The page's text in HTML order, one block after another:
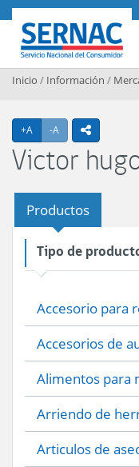
Contenido principal
SERNAC
Inicio / Información /
+A Agrandar texto
-A Achicar textoicono
Victor
Productos
Tipo de
Accesorio para
Accesorios de
Alimentos para
Arriendo de
Articulos de